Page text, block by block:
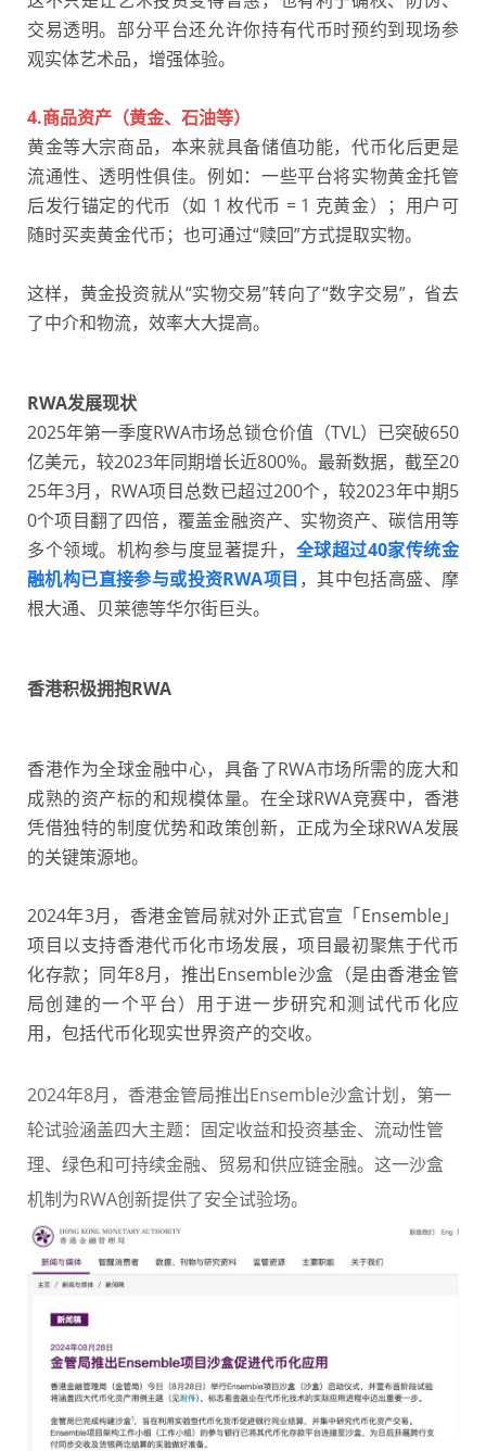
交易透明。部分平台还允许你持有代币时预约到现场参
观实体艺术品，增强体验。
4.商品资产（黄金、石油等）
黄金等大宗商品，本来就具备储值功能，代币化后更是
流通性、透明性俱佳。例如：一些平台将实物黄金托管
后发行锚定的代币（如 1 枚代币 = 1 克黄金）；用户可
随时买卖黄金代币；也可通过“赎回”方式提取实物。
这样，黄金投资就从“实物交易”转向了“数字交易”，省去
了中介和物流，效率大大提高。
RWA发展现状
2025年第一季度RWA市场总锁仓价值（TVL）已突破650
亿美元，较2023年同期增长近800%。 最新数据，截至20
25年3月，RWA项目总数已超过200个，较2023年中期5
0个项目翻了四倍，覆盖金融资产、实物资产、碳信用等
多个领域。机构参与度显著提升， 全球超过40家传统金
融机构已直接参与或投资RWA项目 ，其中包括高盛、摩
根大通、贝莱德等华尔街巨头。
香港积极拥抱RWA
香港作为全球金融中心，具备了RWA市场所需的庞大和
成熟的资产标的和规模体量。在全球RWA竞赛中，香港
凭借独特的制度优势和政策创新，正成为全球RWA发展
的关键策源地。
2024年3月，香港金管局就对外正式官宣「Ensemble」
项目以支持香港代币化市场发展，项目最初聚焦于代币
化存款；同年8月，推出Ensemble沙盒（是由香港金管
局创建的一个平台）用于进一步研究和测试代币化应
用，包括代币化现实世界资产的交收。
2024年8月，香港金管局推出Ensemble沙盒计划，第一
轮试验涵盖四大主题：固定收益和投资基金、流动性管
理、绿色和可持续金融、贸易和供应链金融。这一沙盒
机制为RWA创新提供了安全试验场。